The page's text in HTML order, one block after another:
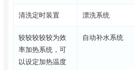
清洗定时装置 漂洗系统
较较较较较为效
率加热系统，可
以设定加热温度
自动补水系统